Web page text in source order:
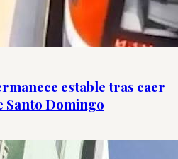
estable tras caer
Santo Domingo